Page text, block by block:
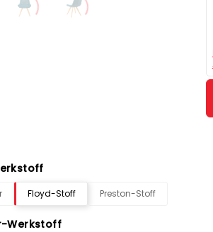
Floyd-Stoff Preston-Stoff
Werkstoff